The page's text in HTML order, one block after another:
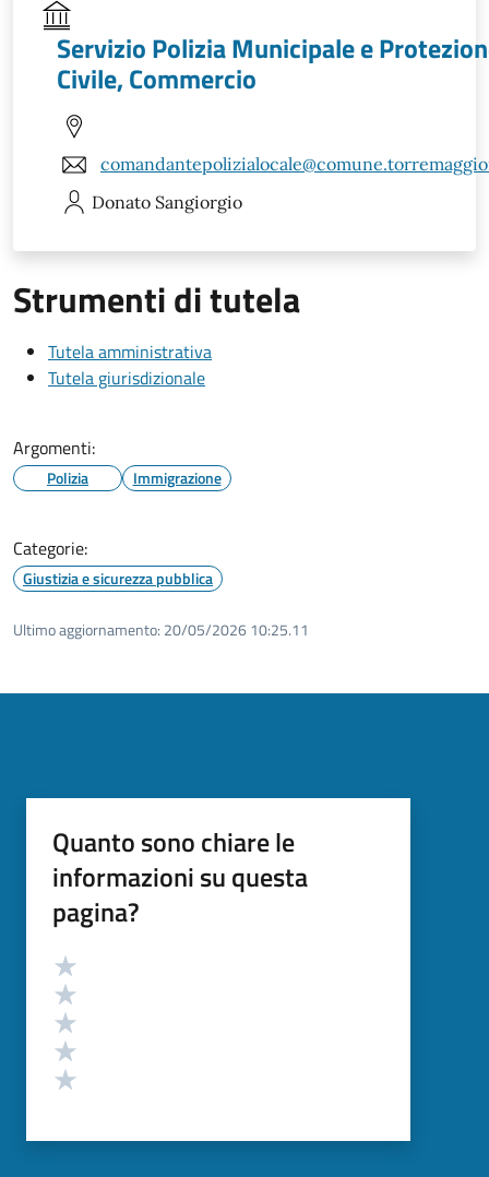
Servizio Polizia Municipale e
Civile, Commercio
Donato Sangiorgio
Strumenti di tutela
Tutela amministrativa
Tutela giurisdizionale
Argomenti:
Polizia Immigrazione
Categorie:
Giustizia e sicurezza pubblica
Ultimo aggiornamento: 20/05/2026 10:25.11
Quanto sono chiare le
informazioni su questa
pagina?
Valutazione